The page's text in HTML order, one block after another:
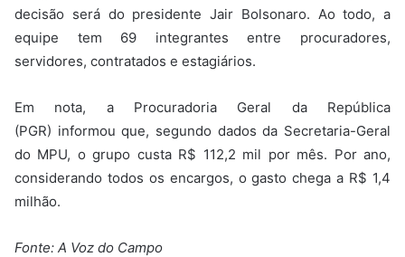
decisão será do presidente Jair Bolsonaro. Ao todo, a
equipe tem 69 integrantes entre procuradores,
servidores, contratados e estagiários.
Em nota, a Procuradoria Geral da República
(PGR) informou que, segundo dados da Secretaria-Geral
do MPU, o grupo custa R$ 112,2 mil por mês. Por ano,
considerando todos os encargos, o gasto chega a R$ 1,4
milhão.
Fonte: A Voz do Campo